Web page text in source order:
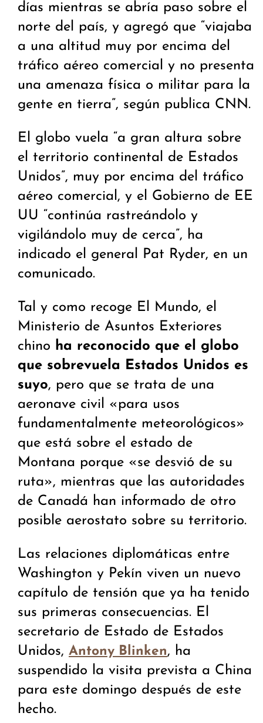
días mientras se abría paso sobre el
norte del país, y agregó que “viajaba
a una altitud muy por encima del
tráfico aéreo comercial y no presenta
una amenaza física o militar para la
gente en tierra”, según publica CNN.
El globo vuela “a gran altura sobre
el territorio continental de Estados
Unidos”, muy por encima del tráfico
aéreo comercial, y el Gobierno de EE
UU “continúa rastreándolo y
vigilándolo muy de cerca”, ha
indicado el general Pat Ryder, en un
comunicado.
Tal y como recoge El Mundo, el
Ministerio de Asuntos Exteriores
chino ha reconocido que el globo
que sobrevuela Estados Unidos es
suyo, pero que se trata de una
aeronave civil «para usos
fundamentalmente meteorológicos»
que está sobre el estado de
Montana porque «se desvió de su
ruta», mientras que las autoridades
de Canadá han informado de otro
posible aerostato sobre su territorio.
Las relaciones diplomáticas entre
Washington y Pekín viven un nuevo
capítulo de tensión que ya ha tenido
sus primeras consecuencias. El
secretario de Estado de Estados
Unidos, Antony Blinken, ha
suspendido la visita prevista a China
para este domingo después de este
hecho.